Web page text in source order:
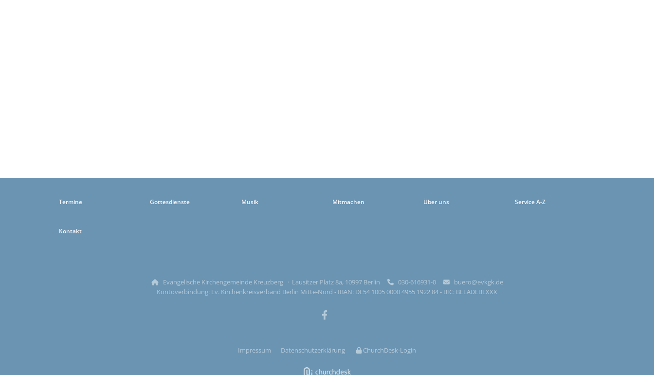
Termine Gottesdienste Musik Mitmachen Über uns Service A-Z
Kontakt
Evangelische Kirchengemeinde Kreuzberg · Lausitzer Platz 8a, 10997 Berlin 030-616931-0 buero@evkgk.de
Kontoverbindung: Ev. Kirchenkreisverband Berlin Mitte-Nord - IBAN: DE54 1005 0000 4955 1922 84 - BIC: BELADEBEXXX
Impressum Datenschutzerklärung ChurchDesk-Login